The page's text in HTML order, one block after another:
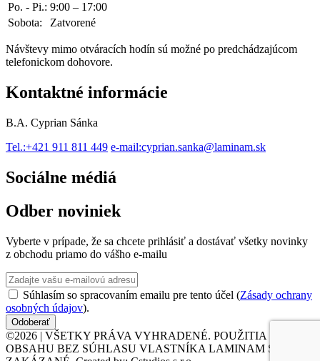
Po. - Pi.: 9:00 – 17:00
Sobota:
Zatvorené
Návštevy mimo otváracích hodín sú možné po predchádzajúcom
telefonickom dohovore.
Kontaktné informácie
B.A. Cyprian Sánka
Tel.:+421 911 811 449 e-mail:cyprian.sanka@laminam.sk
Sociálne médiá
Odber noviniek
Vyberte v prípade, že sa chcete prihlásiť a dostávať všetky novinky
z obchodu priamo do vášho e-mailu
Súhlasím so spracovaním emailu pre tento účel (Zásady ochrany
osobných údajov).
Odoberať
©2026 | VŠETKY PRÁVA VYHRADENÉ. POUŽITIA
OBSAHU BEZ SÚHLASU VLASTNÍKA LAMINAM S.R.O. JE